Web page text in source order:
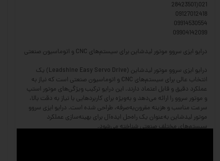
021(28423501
09127012418
09914530554
09904142099
درایو ایزی سروو موتور لیدشاین برای سیستم‌های CNC و اتوماسیون صنعتی
درایو ایزی سروو موتور لیدشاین (Leadshine Easy Servo Drive) یک
انتخاب عالی برای سیستم‌های CNC و اتوماسیون صنعتی است که نیاز به
عملکرد دقیق و قابل اعتماد دارند. این درایو ترکیب ویژگی‌های موتور استپ
و موتور سروو را ارائه می‌دهد و به‌ویژه برای کاربردهایی با نیاز به دقت بالا،
سرعت مناسب و هزینه مقرون‌به‌صرفه، طراحی شده است. درایو ایزی سروو
موتور لیدشاین به‌عنوان یک راه‌حل ایده‌آل برای بهینه‌سازی عملکرد
سیستم‌های مختلف صنعتی شناخته می‌شود.